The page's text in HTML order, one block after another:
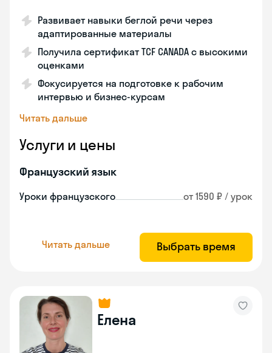
Развивает навыки беглой речи через
адаптированные материалы
Получила сертификат TCF CANADA с высокими
оценками
Фокусируется на подготовке к рабочим
интервью и бизнес-курсам
Читать дальше
Услуги и цены
Французский язык
Уроки французского от 1590 ₽ / урок
Читать дальше Выбрать время
Елена